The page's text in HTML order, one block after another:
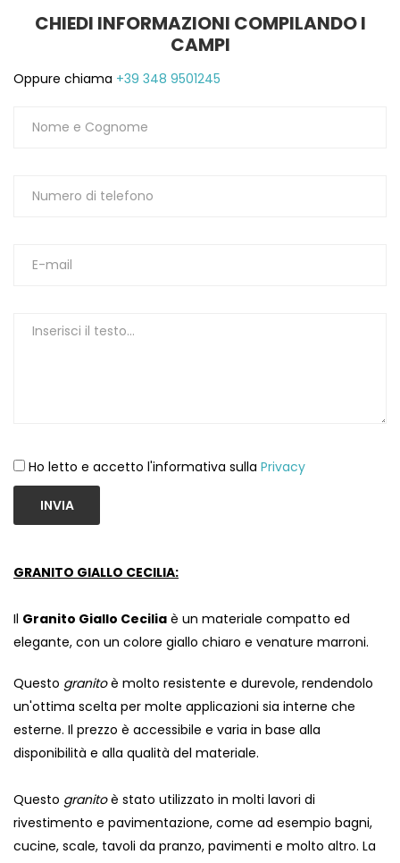
CHIEDI INFORMAZIONI COMPILANDO I
CAMPI
Oppure chiama +39 348 9501245
Ho letto e accetto l'informativa sulla Privacy
INVIA
GRANITO GIALLO CECILIA:
Il Granito Giallo Cecilia è un materiale compatto ed
elegante, con un colore giallo chiaro e venature marroni.
Questo granitoè molto resistente e durevole, rendendolo
un'ottima scelta per molte applicazioni sia interne che
esterne. Il prezzo è accessibile e varia in base alla
disponibilità e alla qualità del materiale.
Questo granitoè stato utilizzato in molti lavori di
rivestimento e pavimentazione, come ad esempio bagni,
cucine, scale, tavoli da pranzo, pavimenti e molto altro. La